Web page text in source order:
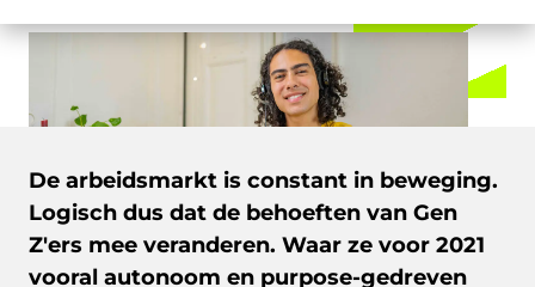
De arbeidsmarkt is constant in beweging.
Logisch dus dat de behoeften van Gen
Z'ers mee veranderen. Waar ze voor 2021
vooral autonoom en purpose-gedreven